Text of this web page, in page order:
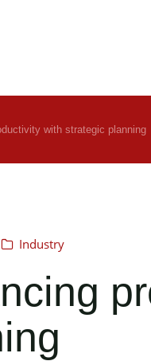
with strategic planning
Industry